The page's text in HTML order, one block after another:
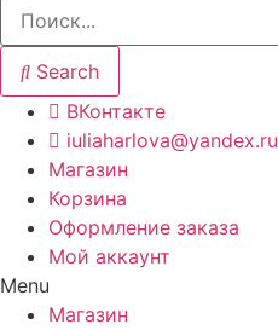
Search
ВКонтакте
iuliaharlova@yandex.ru
Магазин
Корзина
Оформление заказа
Мой аккаунт
Menu
Магазин